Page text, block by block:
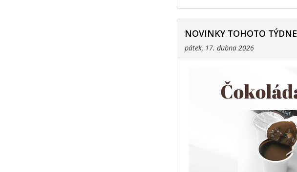
NOVINKY TOHOTO TÝDNE
pátek, 17. dubna 2026